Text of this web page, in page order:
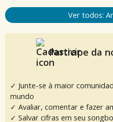
Ver todos:
Participe da
✓ Junte-se à maior
mundo
✓ Avaliar, comentar e fazer
✓ Salvar cifras em seu